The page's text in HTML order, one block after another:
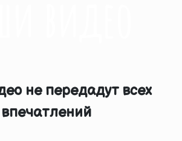
не передадут всех
впечатлений